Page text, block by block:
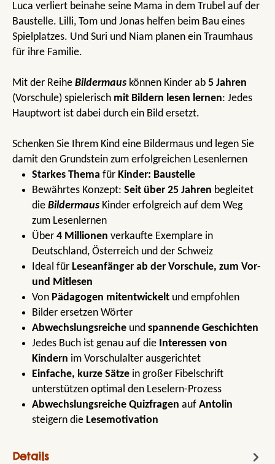
Luca verliert beinahe seine Mama in dem Trubel auf der
Baustelle. Lilli, Tom und Jonas helfen beim Bau eines
Spielplatzes. Und Suri und Niam planen ein Traumhaus
für ihre Familie.
Mit der Reihe Bildermaus können Kinder ab 5 Jahren
(Vorschule) spielerisch mit Bildern lesen lernen: Jedes
Hauptwort ist dabei durch ein Bild ersetzt.
Schenken Sie Ihrem Kind eine Bildermaus und legen Sie
damit den Grundstein zum erfolgreichen Lesenlernen
Starkes Thema für Kinder: Baustelle
Bewährtes Konzept: Seit über 25 Jahren begleitet
die Bildermaus Kinder erfolgreich auf dem Weg
zum Lesenlernen
Über 4 Millionen verkaufte Exemplare in
Deutschland, Österreich und der Schweiz
Ideal für Leseanfänger ab der Vorschule, zum Vor-
und Mitlesen
Von Pädagogen mitentwickelt und empfohlen
Bilder ersetzen Wörter
Abwechslungsreiche und spannende Geschichten
Jedes Buch ist genau auf die Interessen von
Kindern im Vorschulalter ausgerichtet
Einfache, kurze Sätze in großer Fibelschrift
unterstützen optimal den Leselern-Prozess
Abwechslungsreiche Quizfragen auf Antolin
steigern die Lesemotivation
Details